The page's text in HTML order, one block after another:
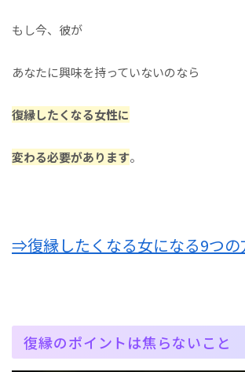
もし今、彼が
あなたに興味を持っていないのなら
復縁したくなる女性に
変わる必要があります。
⇒復縁したくなる女になる9つの
復縁のポイントは焦らないこと